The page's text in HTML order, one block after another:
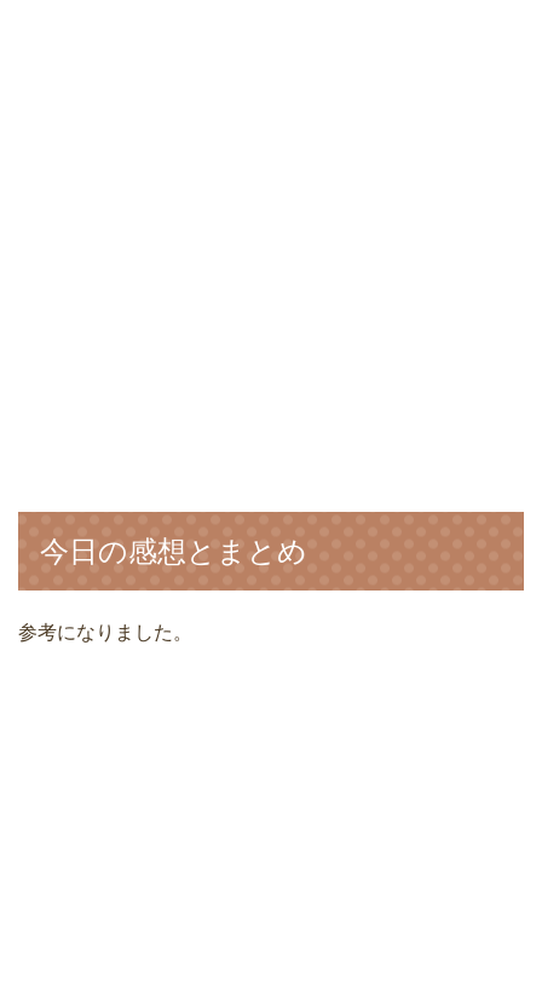
今日の感想とまとめ
参考になりました。